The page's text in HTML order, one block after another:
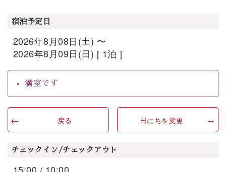
宿泊予定日
2026年8月08日(土) 〜
2026年8月09日(日) [ 1泊 ]
満室です
戻る 日にちを変更
チェックイン/チェックアウト
15:00 / 10:00